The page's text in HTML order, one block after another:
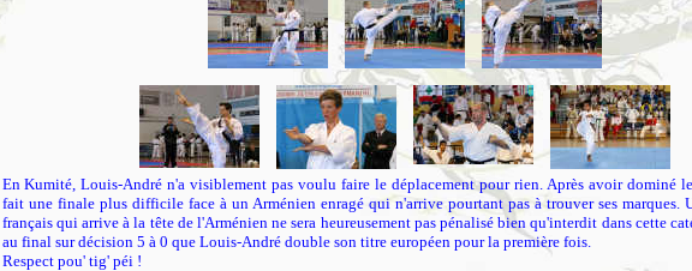
En Kumité, Louis-André n'a visiblement pas voulu faire le déplacement pour rien. Après avoir dominé
fait une finale plus difficile face à un Arménien enragé qui n'arrive pourtant pas à trouver ses marques.
français qui arrive à la tête de l'Arménien ne sera heureusement pas pénalisé bien qu'interdit dans cette
au final sur décision 5 à 0 que Louis-André double son titre européen pour la première fois.
Respect pou' tig' péi !